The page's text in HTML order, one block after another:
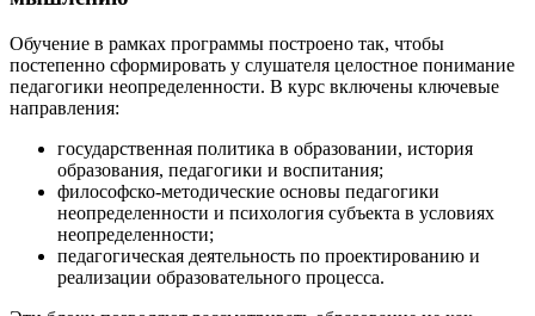
Обучение в рамках программы построено так, чтобы
постепенно сформировать у слушателя целостное понимание
педагогики неопределенности. В курс включены ключевые
направления:
государственная политика в образовании, история
образования, педагогики и воспитания;
философско-методические основы педагогики
неопределенности и психология субъекта в условиях
неопределенности;
педагогическая деятельность по проектированию и
реализации образовательного процесса.